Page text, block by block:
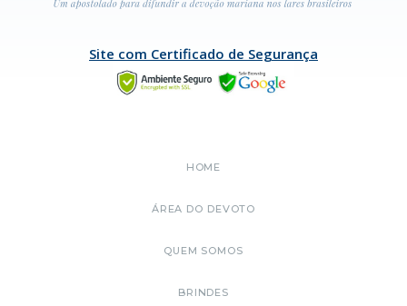
Site com Certificado de Segurança
HOME
ÁREA DO DEVOTO
QUEM SOMOS
BRINDES